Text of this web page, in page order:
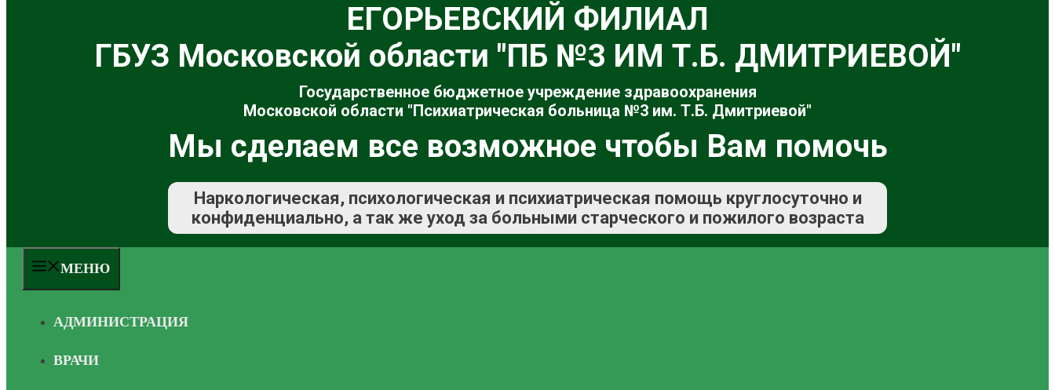
ЕГОРЬЕВСКИЙ ФИЛИАЛ
ГБУЗ Московской области "ПБ №3 ИМ Т.Б. ДМИТРИЕВОЙ"
Государственное бюджетное учреждение здравоохранения
Московской области "Психиатрическая больница №3 им. Т.Б. Дмитриевой"
Мы сделаем все возможное чтобы Вам помочь
Наркологическая, психологическая и психиатрическая помощь круглосуточно и
конфиденциально, а так же уход за больными старческого и пожилого возраста
МЕНЮ
АДМИНИСТРАЦИЯ
ВРАЧИ